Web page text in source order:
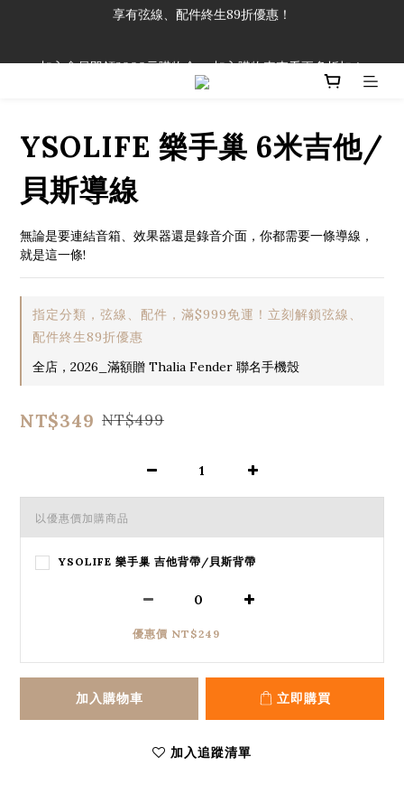
「一生弦命！」單筆購買弦線、配件滿$999（不含運費），即可
享有弦線、配件終生89折優惠！
YSOLIFE 樂手巢 6米吉他/
貝斯導線
無論是要連結音箱、效果器還是錄音介面，你都需要一條導線，
就是這一條!
指定分類，弦線、配件，滿$999免運！立刻解鎖弦線、
配件終生89折優惠
全店，2026_滿額贈 Thalia Fender 聯名手機殼
NT$349 NT$499
以優惠價加購商品
YSOLIFE 樂手巢 吉他背帶/貝斯背帶
優惠價 NT$249
加入購物車 立即購買
加入追蹤清單